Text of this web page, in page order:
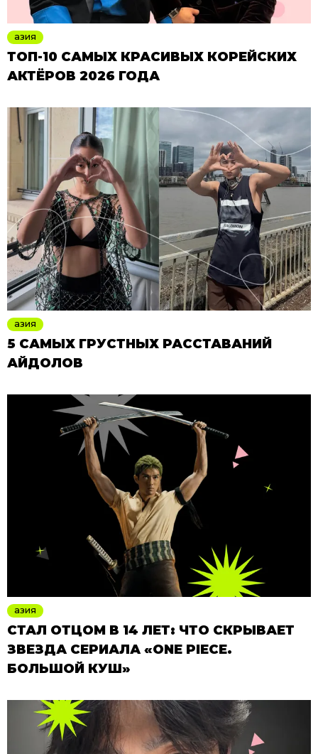
азия
ТОП-10 САМЫХ КРАСИВЫХ КОРЕЙСКИХ
АКТЁРОВ 2026 ГОДА
азия
5 САМЫХ ГРУСТНЫХ РАССТАВАНИЙ
АЙДОЛОВ
азия
СТАЛ ОТЦОМ В 14 ЛЕТ: ЧТО СКРЫВАЕТ
ЗВЕЗДА СЕРИАЛА «ONE PIECE.
БОЛЬШОЙ КУШ»